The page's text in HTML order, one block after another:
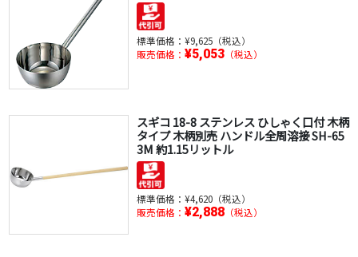
標準価格： ¥9,625（税込）
販売価格： ¥5,053（税込）
スギコ 18-8 ステンレス ひしゃく口付 木柄
タイプ 木柄別売 ハンドル全周溶接 SH-65
3M 約1.15リットル
標準価格： ¥4,620（税込）
販売価格： ¥2,888（税込）